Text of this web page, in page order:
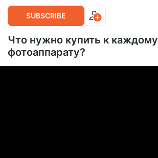
SUBSCRIBE
Что нужно купить к каждому
фотоаппарату?